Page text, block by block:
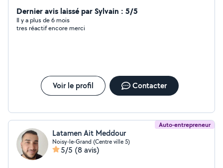
Dernier avis laissé par Sylvain : 5/5
Il y a plus de 6 mois
tres réactif encore merci
Voir le profil Contacter
Auto-entrepreneur
Latamen Ait Meddour
Noisy-le-Grand (Centre ville 5)
5/5 (8 avis)